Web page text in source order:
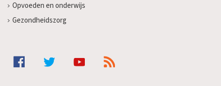
Opvoeden en onderwijs
Gezondheidszorg